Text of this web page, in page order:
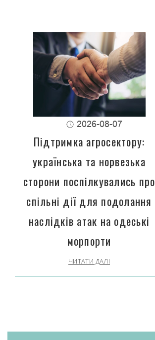
2026-08-07
Підтримка агросектору:
українська та норвезька
сторони поспілкувались про
спільні дії для подолання
наслідків атак на одеські
морпорти
ЧИТАТИ ДАЛІ